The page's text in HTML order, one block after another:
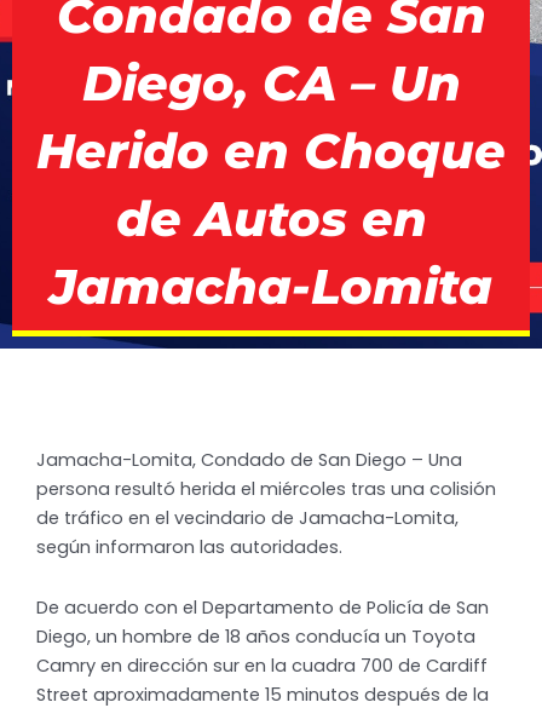
Condado de San
Diego, CA – Un
Herido en Choque
de Autos en
Jamacha-Lomita
Jamacha-Lomita, Condado de San Diego – Una
persona resultó herida el miércoles tras una colisión
de tráfico en el vecindario de Jamacha-Lomita,
según informaron las autoridades.
De acuerdo con el Departamento de Policía de San
Diego, un hombre de 18 años conducía un Toyota
Camry en dirección sur en la cuadra 700 de Cardiff
Street aproximadamente 15 minutos después de la